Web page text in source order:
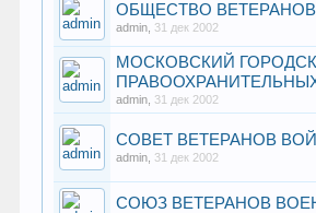
ОБЩЕСТВО
admin 31 дек 2002
МОСКОВСКИЙ
admin 31 дек 2002
СОВЕТ ВЕТЕРАНОВ
admin 31 дек 2002
СОЮЗ ВЕТЕРАНОВ